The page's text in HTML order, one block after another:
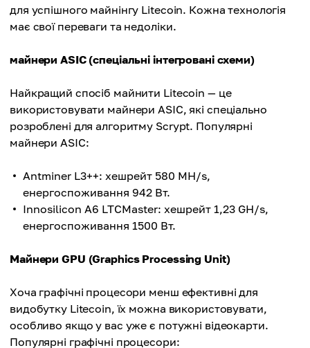
для успішного майнінгу Litecoin. Кожна технологія
має свої переваги та недоліки.
майнери ASIC (спеціальні інтегровані схеми)
Найкращий спосіб майнити Litecoin — це
використовувати майнери ASIC, які спеціально
розроблені для алгоритму Scrypt. Популярні
майнери ASIC:
Antminer L3++: хешрейт 580 MH/s,
енергоспоживання 942 Вт.
Innosilicon A6 LTCMaster: хешрейт 1,23 GH/s,
енергоспоживання 1500 Вт.
Майнери GPU (Graphics Processing Unit)
Хоча графічні процесори менш ефективні для
видобутку Litecoin, їх можна використовувати,
особливо якщо у вас уже є потужні відеокарти.
Популярні графічні процесори: